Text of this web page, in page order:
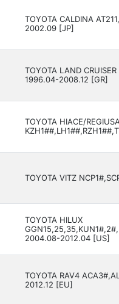
TOYOTA CALDINA
2002.09 [JP]
TOYOTA LAND
1996.04-2008.12 [GR]
TOYOTA HIACE/
TOYOTA VITZ
TOYOTA HILUX
200­4.08-2012.04 [US]
TOYOTA RAV4
2012.12 [EU]